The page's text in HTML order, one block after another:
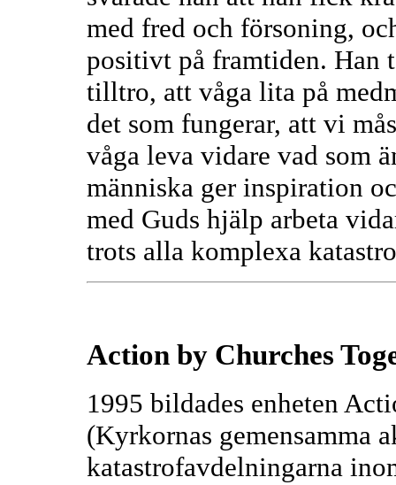
med fred och försoning,
positivt på framtiden. Han
tilltro, att våga lita på
det som fungerar, att vi
våga leva vidare vad som
människa ger inspiration
med Guds hjälp arbeta
trots alla komplexa
Action by Churches
1995 bildades enheten
(Kyrkornas gemensamma
katastrofavdelningarna